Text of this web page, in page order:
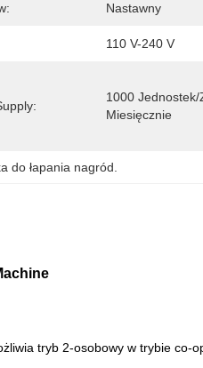
Nastawny
110 V-240 V
1000
Miesięcznie
do łapania nagród.
tryb 2-osobowy w trybie co-